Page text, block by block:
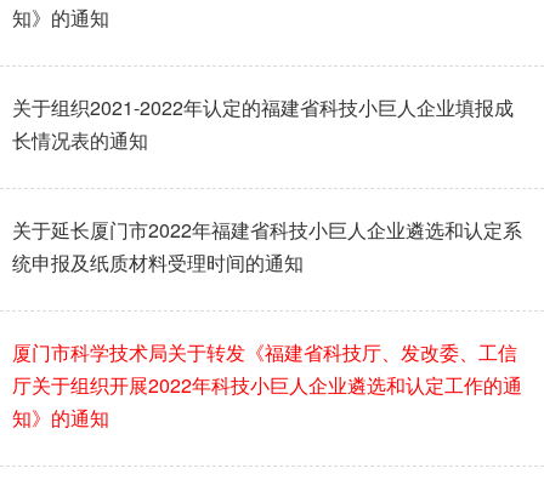
知》的通知
关于组织2021-2022年认定的福建省科技小巨人企业填报成
长情况表的通知
关于延长厦门市2022年福建省科技小巨人企业遴选和认定系
统申报及纸质材料受理时间的通知
厦门市科学技术局关于转发《福建省科技厅、发改委、工信
厅关于组织开展2022年科技小巨人企业遴选和认定工作的通
知》的通知